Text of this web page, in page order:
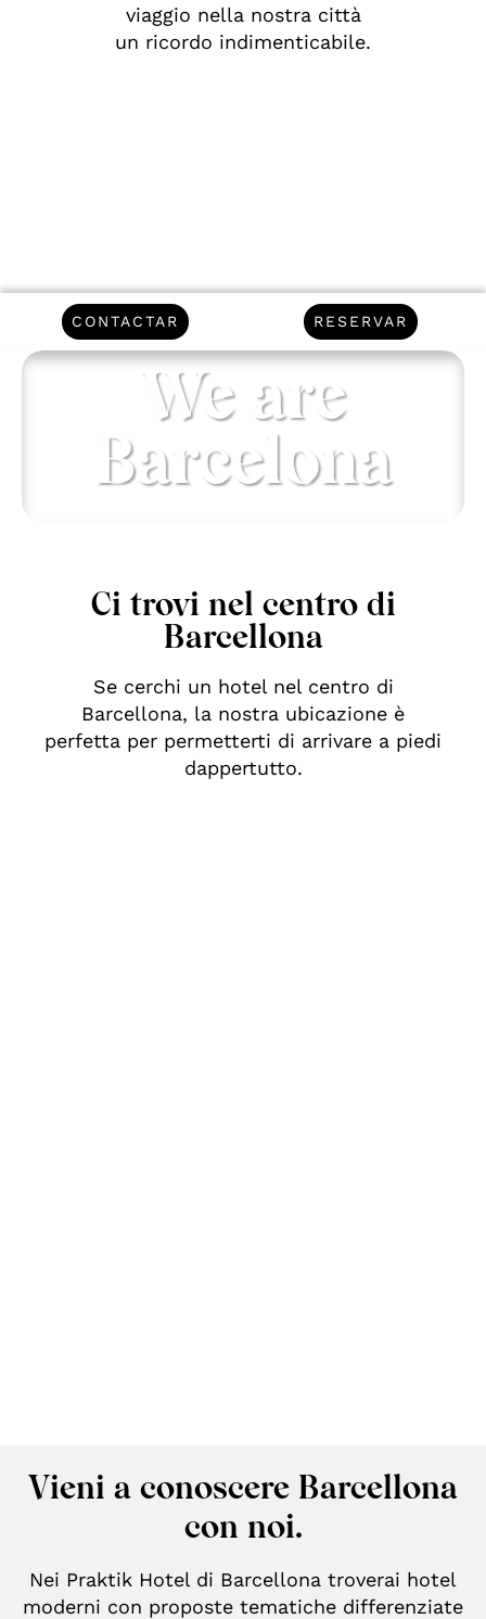
viaggio nella nostra città
un ricordo indimenticabile.
CONTACTAR RESERVAR
We are
Barcelona
Ci trovi nel centro di
Barcellona
Se cerchi un hotel nel centro di
Barcellona, la nostra ubicazione è
perfetta per permetterti di arrivare a piedi
dappertutto.
Vieni a conoscere Barcellona
con noi.
Nei Praktik Hotel di Barcellona troverai hotel
moderni con proposte tematiche differenziate